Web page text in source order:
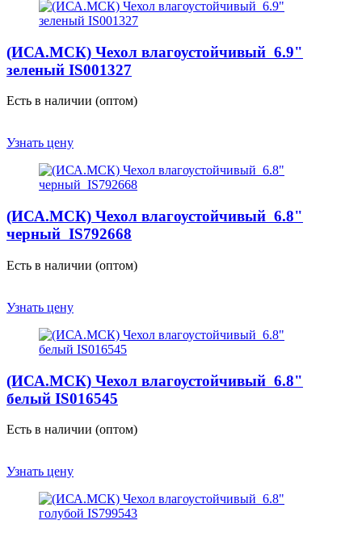
(ИСА.МСК) Чехол влагоустойчивый 6.9"
зеленый IS001327
Есть в наличии (оптом)
Узнать цену
(ИСА.МСК) Чехол влагоустойчивый 6.8"
черный IS792668
Есть в наличии (оптом)
Узнать цену
(ИСА.МСК) Чехол влагоустойчивый 6.8"
белый IS016545
Есть в наличии (оптом)
Узнать цену